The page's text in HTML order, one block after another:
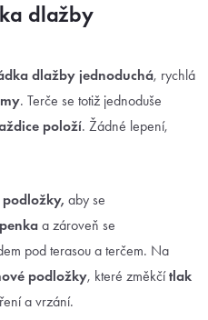
dlažby
dlažby jednoduchá, rychlá
. Terče se totiž jednoduše
položí. Žádné lepení,
aby se
a zároveň se
pod terasou a terčem. Na
podložky, které změkčítlak
a vrzání.